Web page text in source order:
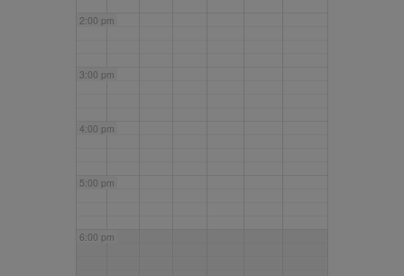
2:00 pm
3:00 pm
4:00 pm
5:00 pm
6:00 pm